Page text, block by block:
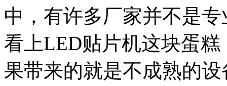
中，有许多厂家并不是
看上LED贴片机这块蛋
果带来的就是不成熟的